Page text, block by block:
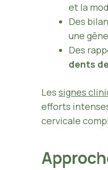
et la
Des
une
Des
dents
Les signes
efforts
cervicale